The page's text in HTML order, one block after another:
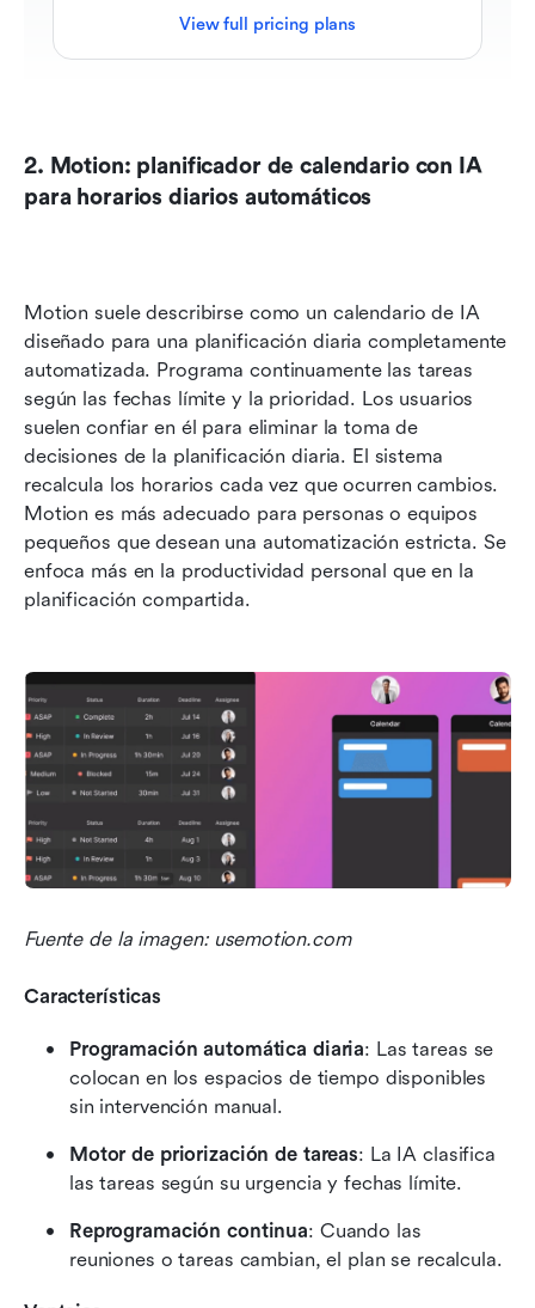
View full pricing plans
2. Motion: planificador de calendario con IA
para horarios diarios automáticos
Motion suele describirse como un calendario de IA
diseñado para una planificación diaria completamente
automatizada. Programa continuamente las tareas
según las fechas límite y la prioridad. Los usuarios
suelen confiar en él para eliminar la toma de
decisiones de la planificación diaria. El sistema
recalcula los horarios cada vez que ocurren cambios.
Motion es más adecuado para personas o equipos
pequeños que desean una automatización estricta. Se
enfoca más en la productividad personal que en la
planificación compartida.
Fuente de la imagen: usemotion.com
Características
Programación automática diaria: Las tareas se
colocan en los espacios de tiempo disponibles
sin intervención manual.
Motor de priorización de tareas: La IA clasifica
las tareas según su urgencia y fechas límite.
Reprogramación continua: Cuando las
reuniones o tareas cambian, el plan se recalcula.